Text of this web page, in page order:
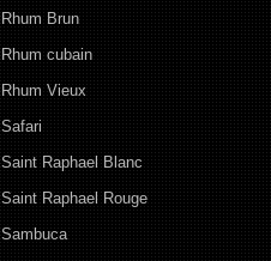
Rhum Brun
Rhum cubain
Rhum Vieux
Safari
Saint Raphael Blanc
Saint Raphael Rouge
Sambuca